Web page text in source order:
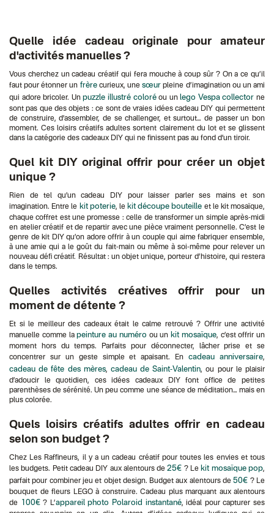
Quelle idée cadeau originale pour amateur
d'activités manuelles ?
Vous cherchez un cadeau créatif qui fera mouche à coup sûr ? On a ce qu’il
faut pour étonner un frèrecurieux, unesœur pleine d’imagination ou un ami
qui adore bricoler. Unpuzzle illustré coloréou unlego Vespa collector ne
sont pas que des objets : ce sont de vraies idées cadeau DIY qui permettent
de construire, d’assembler, de se challenger, et surtout… de passer un bon
moment. Ces loisirs créatifs adultes sortent clairement du lot et se glissent
dans la catégorie des cadeaux DIY qui ne finissent pas au fond d’un tiroir.
Quel kit DIY original offrir pour créer un objet
unique ?
Rien de tel qu’un cadeau DIY pour laisser parler ses mains et son
imagination. Entre le kit poterie, le kit découpe bouteille et le kit mosaïque,
chaque coffret est une promesse : celle de transformer un simple après-midi
en atelier créatif et de repartir avec une pièce vraiment personnelle. C’est le
genre de kit DIY qu’on adore offrir à un couple qui aime fabriquer ensemble,
à une amie qui a le goût du fait-main ou même à soi-même pour relever un
nouveau défi créatif. Résultat : un objet unique, porteur d’histoire, qui restera
dans le temps.
Quelles activités créatives offrir pour un
moment de détente ?
Et si le meilleur des cadeaux était le calme retrouvé ? Offrir une activité
manuelle comme lapeinture au numéro ou un kit mosaïque, c’est offrir un
moment hors du temps. Parfaits pour déconnecter, lâcher prise et se
concentrer sur un geste simple et apaisant. Encadeau anniversaire,
cadeau de fête des mères, cadeau de Saint-Valentin, ou pour le plaisir
d’adoucir le quotidien, ces idées cadeaux DIY font office de petites
parenthèses de sérénité. Un peu comme une séance de méditation… mais en
plus colorée.
Quels loisirs créatifs adultes offrir en cadeau
selon son budget ?
Chez Les Raffineurs, il y a un cadeau créatif pour toutes les envies et tous
les budgets. Petit cadeau DIY aux alentours de25€ ? Le kit mosaïque pop,
parfait pour combiner jeu et objet design. Budget aux alentours de50€ ? Le
bouquet de fleurs LEGO à construire. Cadeau plus marquant aux alentours
de 100€? L’appareil photo Polaroid instantané, idéal pour capturer ses